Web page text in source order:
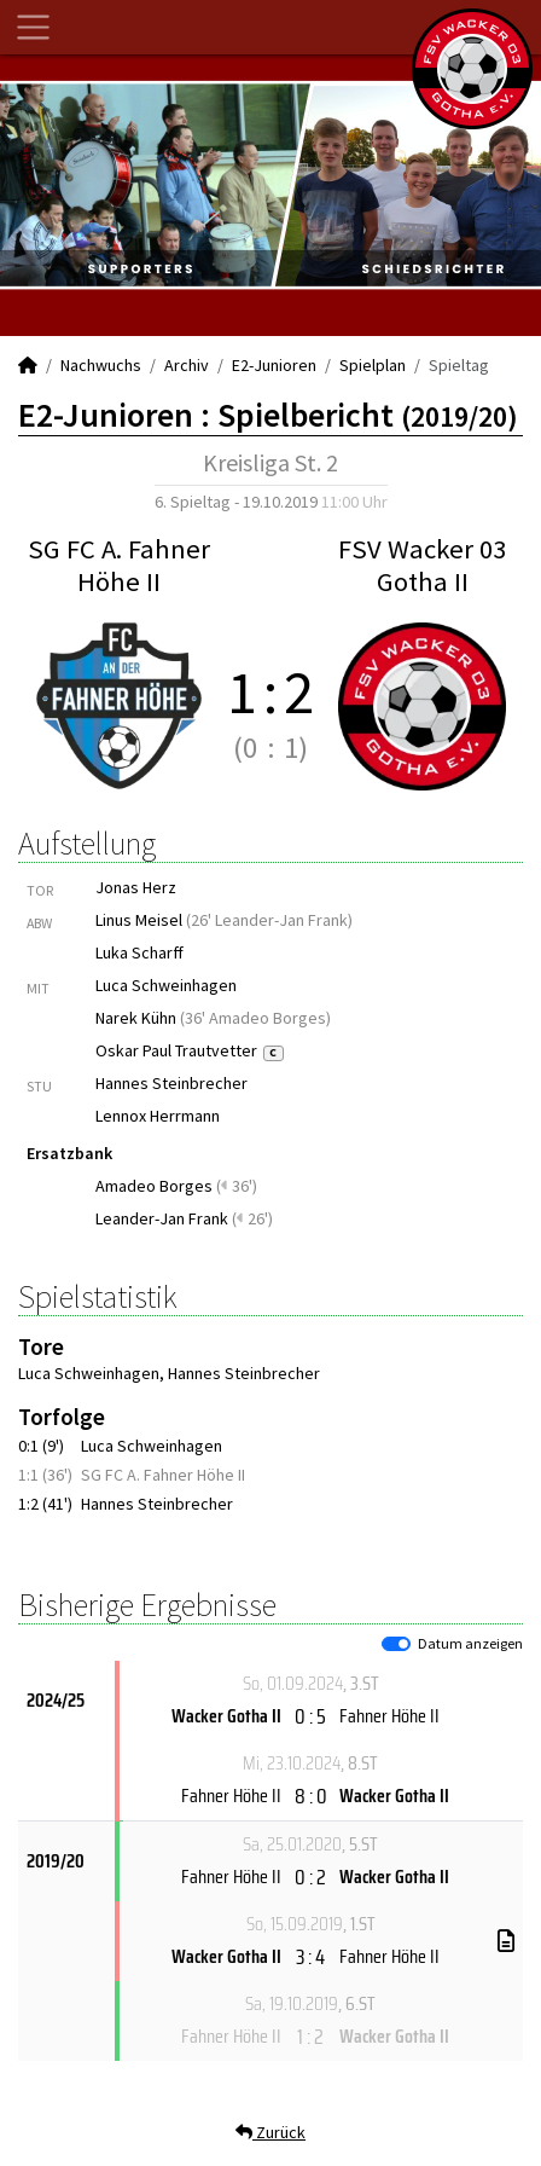
Nachwuchs Archiv E2-Junioren Spielplan Spieltag
E2-Junioren : Spielbericht (2019/20)
Kreisliga St. 2
6. Spieltag - 19.10.2019 11:00 Uhr
SG FC A. Fahner
Höhe II
FSV Wacker 03
Gotha II
1:2
(0 : 1)
Aufstellung
TOR Jonas Herz
ABW Linus Meisel (26' Leander-Jan Frank)
Luka Scharff
MIT
Luca Schweinhagen
Narek Kühn (36' Amadeo Borges)
Oskar Paul Trautvetter
C
STU
Hannes Steinbrecher
Lennox Herrmann
Ersatzbank
Amadeo Borges ( 36')
Leander-Jan Frank ( 26')
Spielstatistik
Tore
Luca Schweinhagen, Hannes Steinbrecher
Torfolge
0:1 (9')
Luca Schweinhagen
1:1 (36') SG FC A. Fahner Höhe II
1:2 (41') Hannes Steinbrecher
Bisherige Ergebnisse
Datum anzeigen
2024/25
So, 01.09.2024, 3.ST
Wacker Gotha II 0 : 5 Fahner Höhe II
Mi, 23.10.2024, 8.ST
Fahner Höhe II 8 : 0 Wacker Gotha II
2019/20
Sa, 25.01.2020, 5.ST
Fahner Höhe II 0 : 2 Wacker Gotha II
So, 15.09.2019, 1.ST
Wacker Gotha II 3 : 4 Fahner Höhe II
Sa, 19.10.2019, 6.ST
Fahner Höhe II 1 : 2 Wacker Gotha II
Zurück